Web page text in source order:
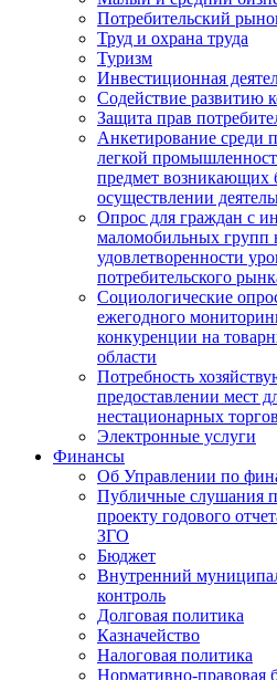
Потребительский
Труд и охрана труда
Туризм
Инвестиционная
Содействие развитию
Защита прав
Анкетирование среди
легкой
предмет возникающих
осуществлении
Опрос для граждан с
маломобильных групп
удовлетворенности
потребительского
Социологические
ежегодного
конкуренции на
области
Потребность
предоставлении мест
нестационарных
Электронные услуги
Финансы
Об Управлении по
Публичные слушания
проекту годового
ЗГО
Бюджет
Внутренний
контроль
Долговая политика
Казначейство
Налоговая политика
Нормативно-правовая